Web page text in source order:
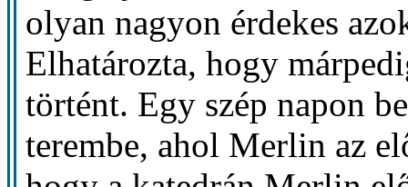
olyan nagyon érdekes
Elhatározta, hogy
történt. Egy szép napon
terembe, ahol Merlin az